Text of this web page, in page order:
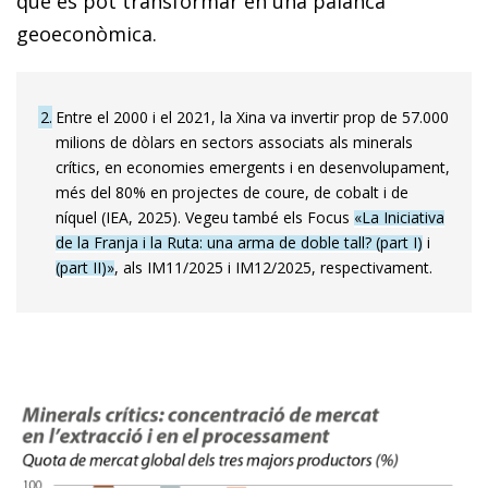
geoeconòmica.
2 Entre el 2000 i el 2021, la Xina va invertir prop de 57.000
milions de dòlars en sectors associats als minerals
crítics, en economies emergents i en desenvolupament,
més del 80% en projectes de coure, de cobalt i de
níquel (IEA, 2025). Vegeu també els Focus «La Iniciativa
de la Franja i la Ruta: una arma de doble tall? (part I) i
(part II)», als IM11/2025 i IM12/2025, respectivament.